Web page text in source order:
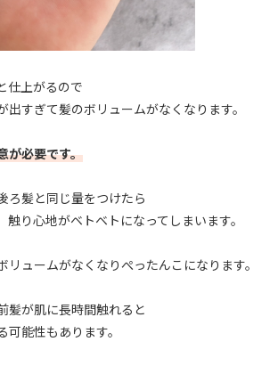
仕上がるので
出すぎて髪のボリュームがなくなります。
が必要です。
ろ髪と同じ量をつけたら
触り心地がベトベトになってしまいます。
リュームがなくなりぺったんこになります。
髪が肌に長時間触れると
能性もあります。